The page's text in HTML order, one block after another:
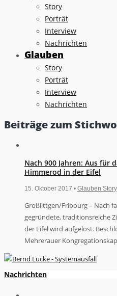
Story
Porträt
Interview
Nachrichten
Glauben
Story
Porträt
Interview
Nachrichten
Beiträge zum
Nach 900 Jahren: Aus für
Himmerod in der Eifel
15. Oktober 2017 • Glauben Story,
Großlittgen/Fribourg – Nach
gegründete, traditionsreiche
der Eifel wird aufgelöst.
Mehrerauer
Nachrichten